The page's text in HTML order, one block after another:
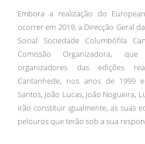
Embora a realização do
ocorrer em 2019, a Direcção Geral
Social Sociedade Columbófila
Comissão Organizadora,
organizadores das edições
Cantanhede, nos anos de 1999
Santos, João Lucas, João Nogueira,
irão constituir igualmente, as suas
pelouros que terão sob a sua